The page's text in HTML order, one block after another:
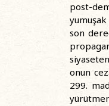
post-
son
onun
299.